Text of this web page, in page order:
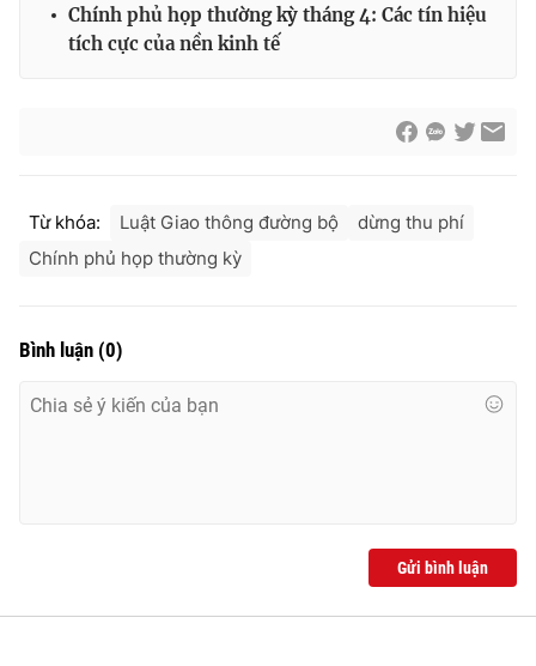
Chính phủ họp thường kỳ tháng 4: Các tín hiệu
tích cực của nền kinh tế
Từ khóa: Luật Giao thông đường bộ
dừng thu phí
Chính phủ họp thường kỳ
Bình luận (0)
Gửi bình luận